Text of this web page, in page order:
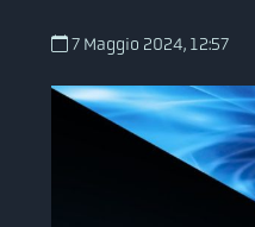
7 Maggio 2024, 12:57